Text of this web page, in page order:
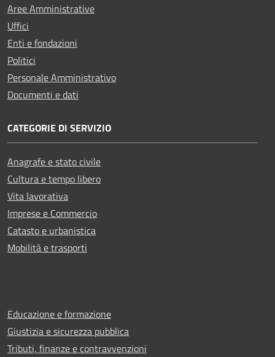
Aree Amministrative
Uffici
Enti e fondazioni
Politici
Personale Amministrativo
Documenti e dati
CATEGORIE DI SERVIZIO
Anagrafe e stato civile
Cultura e tempo libero
Vita lavorativa
Imprese e Commercio
Catasto e urbanistica
Mobilità e trasporti
Educazione e formazione
Giustizia e sicurezza pubblica
Tributi, finanze e contravvenzioni